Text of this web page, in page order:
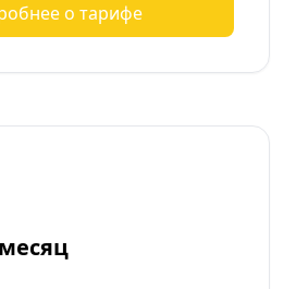
о тарифе